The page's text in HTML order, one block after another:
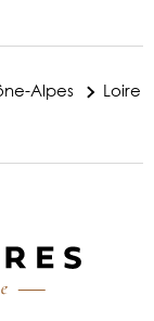
Alpes
Loire